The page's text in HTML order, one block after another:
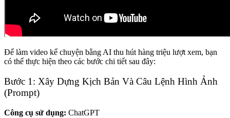
Để làm video kể chuyện bằng AI thu hút hàng triệu lượt xem, bạn
có thể thực hiện theo các bước chi tiết sau đây:
Bước 1: Xây Dựng Kịch Bản Và Câu Lệnh Hình Ảnh
(Prompt)
Công cụ sử dụng: ChatGPT